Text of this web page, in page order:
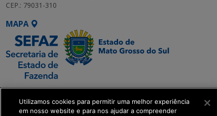
CEP.: 79031-310
MAPA
SETDIG | Secretaria-
Executiva de
Utilizamos cookies para permitir uma melhor experiência
em nosso website e para nos ajudar a compreender